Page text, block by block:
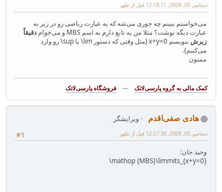
دسامبر 05, 2009, 12:18:11 قبل از ظهر
می‌خواستم ببینم چه جوری می‌شه که یه عبارت ریاضی رو در زیر یه
عبارت دیگه نوشت؟ مثلا من یه تابع دارم به اسم MBS و می‌خوام
دقیقاً
زیرش
بنویسم x+y=0 (مثل وقتی که دستور lim\ یا sup\ رو وارد
می‌کنیم).
ممنون
--- فروشگاه پارسی‌لاتک‎
هادی صفی‌اقدم
ویرایشگر
#1
دسامبر 05, 2009, 12:27:30 قبل از ظهر
وحید جان:
‎\mathop‎ ‎{MBS‎‎‎‎‎}\limmits_{x+‎y=0‎‎}‎